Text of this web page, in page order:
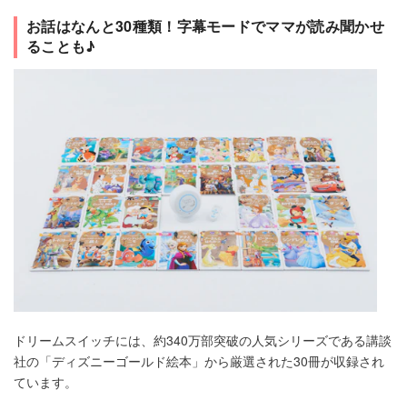
お話はなんと30種類！字幕モードでママが読み聞かせ
ることも♪
ドリームスイッチには、約340万部突破の人気シリーズである講談
社の「ディズニーゴールド絵本」から厳選された30冊が収録され
ています。